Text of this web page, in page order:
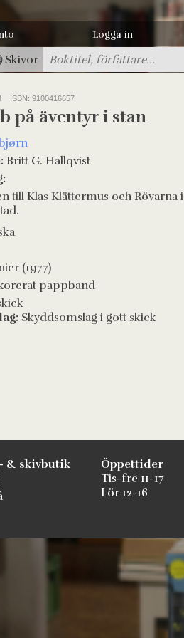
Logga in
Skivor
ISBN: 9100416657
på äventyr i stan
Britt G. Hallqvist
till Klas Klättermus och Rövarna i
(1977)
pappband
Skyddsomslag i gott skick
& skivbutik
Öppettider
Tis-fre 11-17
Lör 12-16